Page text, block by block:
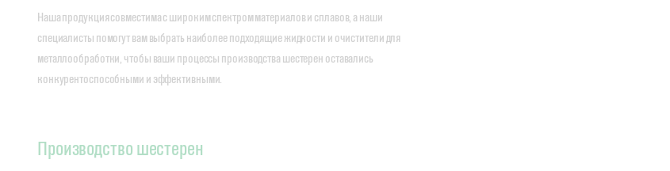
Наша продукция совместима с широким спектром материалов и сплавов, а наши
специалисты помогут вам выбрать наиболее подходящие жидкости и очистители для
металлообработки, чтобы ваши процессы производства шестерен оставались
конкурентоспособными и эффективными.
Производство шестерен